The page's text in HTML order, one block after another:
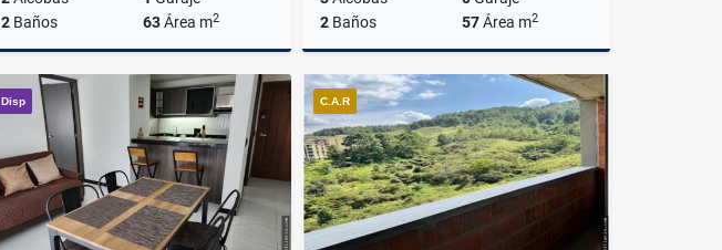
2 Baños 63Área m2
Venta
$470.000.000
2 Baños 57Área m2
Venta
$370.000.000
Disp C.A.R